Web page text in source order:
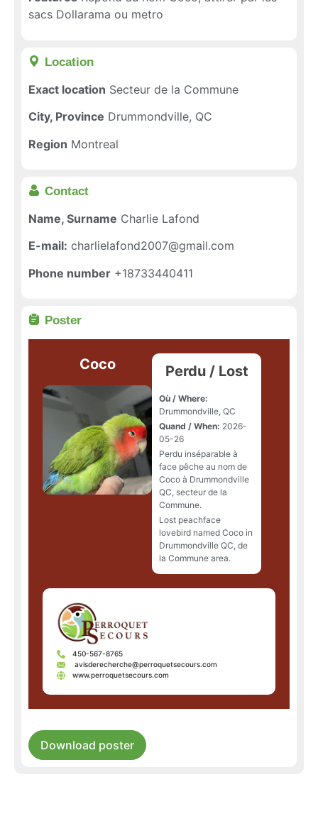
sacs Dollarama ou metro
Location​
Exact location Secteur de la Commune
City, Province Drummondville, QC
Region Montreal
Contact
Name, Surname Charlie Lafond
E-mail: charlielafond2007@gmail.com
Phone number +18733440411
Poster
Coco Perdu / Lost
Où / Where:
Drummondville, QC
Quand / When: 2026-
05-26
Perdu inséparable à
face pêche au nom de
Coco à Drummondville
QC, secteur de la
Commune.
Lost peachface
lovebird named Coco in
Drummondville QC, de
la Commune area.
450-567-8765
avisderecherche@perroquetsecours.com
www.perroquetsecours.com
Download poster